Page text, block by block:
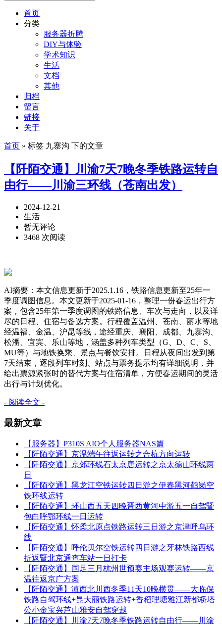
首页
分类
服务器折腾
DIY与体验
学术知识
生活
文档
其他
归档
留言
链接
关于
首页 » 标签 九寨沟 下的文章
【阡陌交通】川渝7天7晚冬季铁路运转自
由行——川渝三环线（苍南出发）
2024-12-21
生活
暂无评论
3468 次阅读
AI摘要：本文信息更新于2025.1.16，铁路信息更新至25年一
季度调图信息。本文更新于2025-01-16，整理一份春运出行方
案，包含25年第一季度调图的铁路信息、车次与走向，以及详
尽的日程、住宿与备选方案。行程覆盖温州、苍南、丽水等地
经温福、金温、沪昆等线，途经重庆、襄阳、成都、九寨沟、
松潘、宜宾、乐山等地，涵盖多种列车类型（G、D、C、S、
MU等）与地铁换乘、景点与餐饮安排。日程从夜间出发到第
7天结束，逐段列车时刻、站点与票务提示均有详细说明，并
给出票源紧张时的替代方案与住宿清单，方便春运期间的灵活
出行与计划优化。
- 阅读全文 -
最新文章
【服务器】P310S AIO个人服务器NAS篇
【阡陌交通】京温端午往返运转之合杭方向运转
【阡陌交通】京郊环线石太京唐运转之京太德山环线两
日
【阡陌交通】黑龙江空铁运转四日游之伊春黑河鹤岗空
铁环线运转
【阡陌交通】环山西五天四晚晋西黄河中游五一自驾暨
包白呼鄂环线一日运转
【阡陌交通】怀柔北原点铁路运转三日游之京津呼乌环
线
【阡陌交通】呼伦贝尔空铁运转四日游之牙林铁路西线
折返暨北京通查车站一日打卡
【阡陌交通】国足三月杭州世预赛主场观赛运转——京
温往返京广方案
【阡陌交通】滇西北川西冬季11天10晚横贯——大临保
铁路自驾环线+昆大丽铁路运转+香稻理塘雅江新都桥塔
公小金宝兴芦山雅安自驾穿越
【阡陌交通】川渝7天7晚冬季铁路运转自由行——川渝